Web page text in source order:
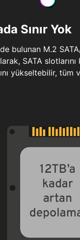
Sınır Yok
bulunan M.2
SATA slotlarını
yükseltebilir, tüm